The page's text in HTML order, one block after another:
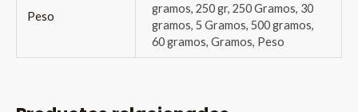
Peso
gramos, 250 gr, 250 Gramos, 30
gramos, 5 Gramos, 500 gramos,
60 gramos, Gramos, Peso